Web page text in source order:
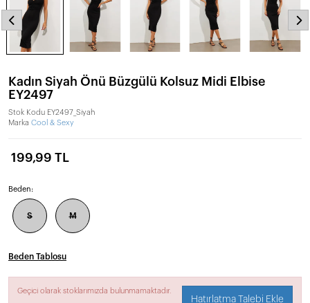
Kadın Siyah Önü Büzgülü Kolsuz Midi Elbise
EY2497
Stok Kodu EY2497_Siyah
Marka Cool & Sexy
199,99 TL
Beden:
S M
Beden Tablosu
Geçici olarak stoklarımızda bulunmamaktadır.
Hatırlatma Talebi Ekle